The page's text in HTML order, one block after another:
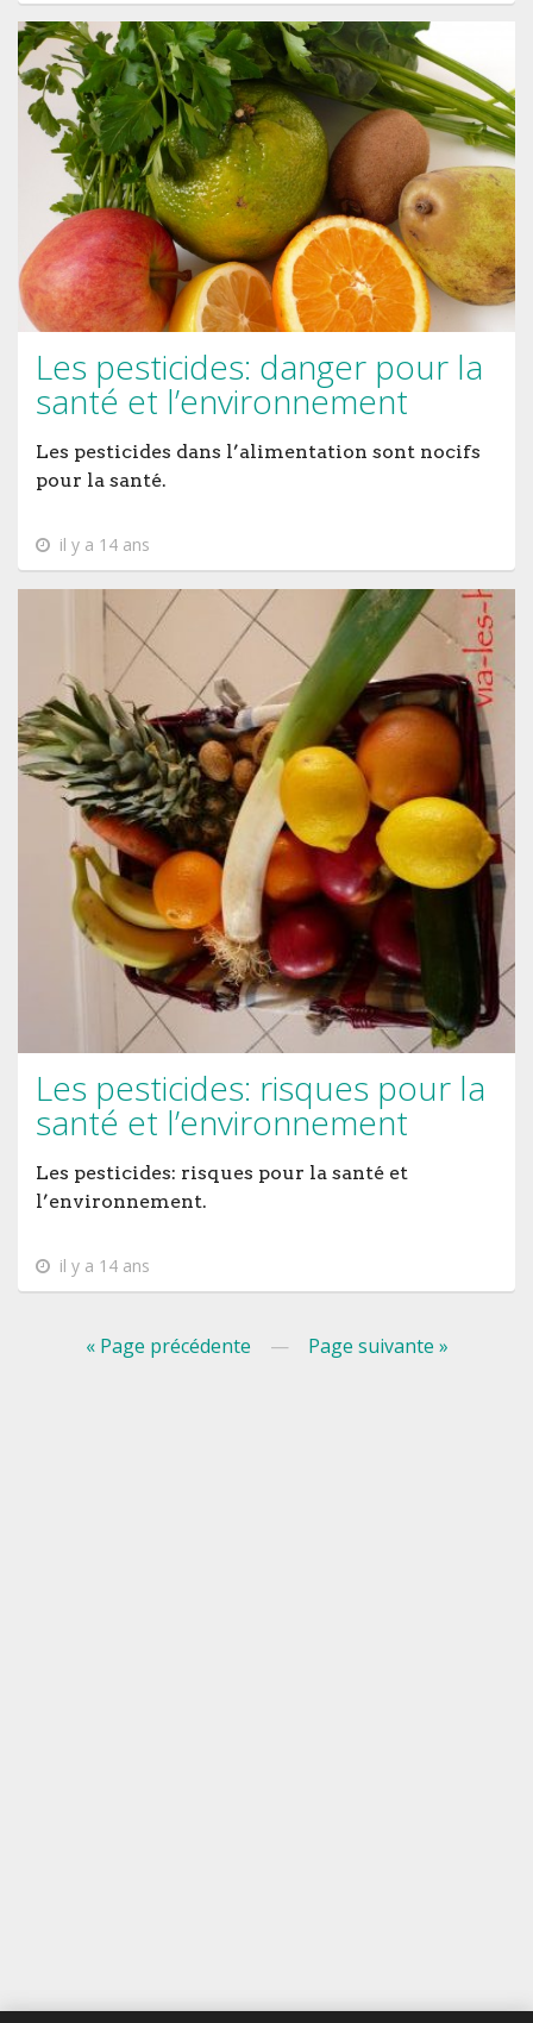
Les pesticides: danger pour la
santé et l’environnement
Les pesticides dans l’alimentation sont nocifs
pour la santé.
il y a 14 ans
Les pesticides: risques pour la
santé et l’environnement
Les pesticides: risques pour la santé et
l’environnement.
il y a 14 ans
« Page précédente — Page suivante »